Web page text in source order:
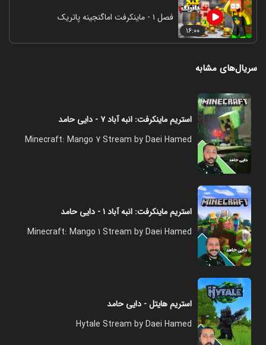
۱۶:۰۰
فصل ۱ - ماینکرفت اماگنجینه پاتریک
سریال‌های مشابه
استریم ماینکرفت: انبه آباد ۷ - دایی حامد
Minecraft: Mango 7 Stream by Daei Hamed
استریم ماینکرفت: انبه آباد ۱ - دایی حامد
Minecraft: Mango 1 Stream by Daei Hamed
استریم هایتل - دایی حامد
Hytale Stream by Daei Hamed